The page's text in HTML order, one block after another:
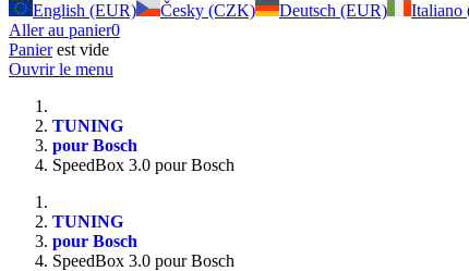
English (EUR)
Česky (CZK) Deutsch (EUR) Italiano
Aller au panier0
Panierest vide
Ouvrir le menu
TUNING
pour Bosch
SpeedBox 3.0 pour Bosch
TUNING
pour Bosch
SpeedBox 3.0 pour Bosch